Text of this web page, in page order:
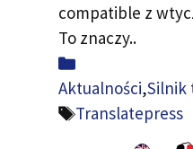
compatible z
To znaczy..
Kategoria
Aktualności,Silnik
Tagi
Translatepress